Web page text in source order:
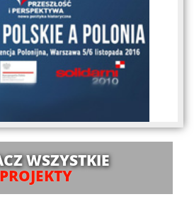
WSZYSTKIE
PROJEKTY